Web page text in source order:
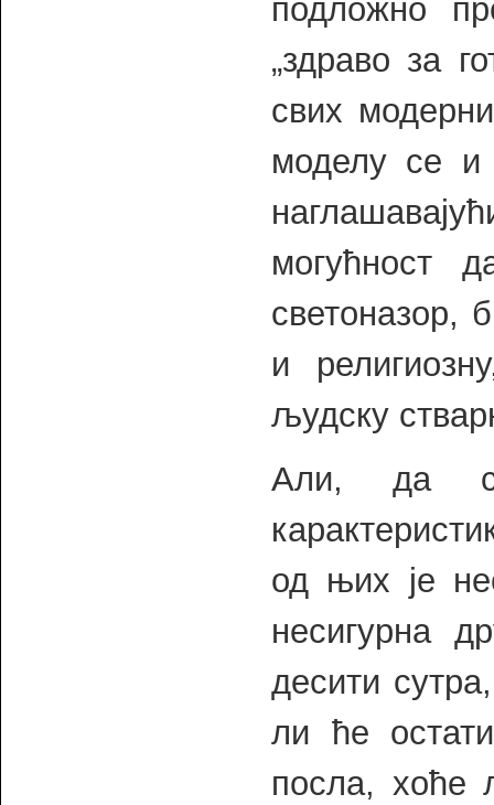
подложно
„здраво за
свих
моделу се и
могућност
светоназор,
и
људску
Али, да
од њих је
несигурна
десити
ли ће
посла, хоће